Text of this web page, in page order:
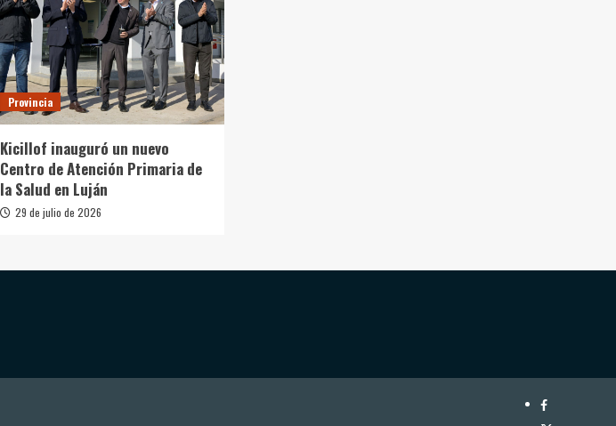
Provincia
Kicillof inauguró un nuevo
Centro de Atención Primaria de
la Salud en Luján
29 de julio de 2026
Facebook